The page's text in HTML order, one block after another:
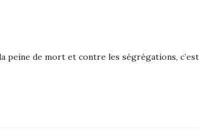
peine de mort et contre les ségrégations,